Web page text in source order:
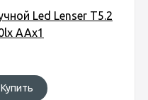
Led Lenser T5.2
AAx1
Купить